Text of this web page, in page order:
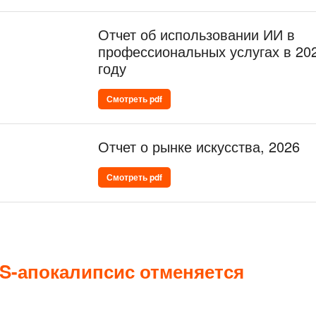
Отчет об использовании ИИ в
профессиональных услугах в
году
Смотреть pdf
Отчет о рынке искусства, 2026
Смотреть pdf
апокалипсис отменяется